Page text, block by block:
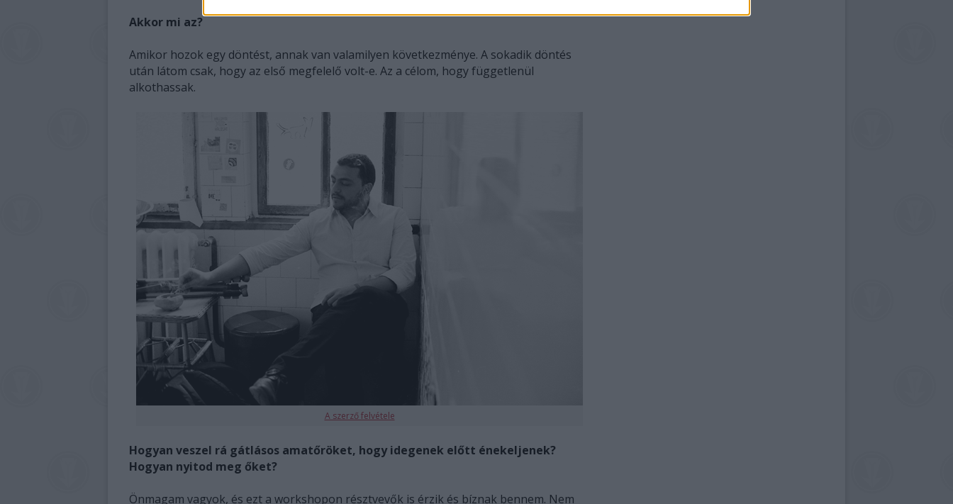
Akkor mi az?
Amikor hozok egy döntést, annak van valamilyen következménye. A sokadik döntés
után látom csak, hogy az első megfelelő volt-e. Az a célom, hogy függetlenül
alkothassak.
A szerző felvétele
Hogyan veszel rá gátlásos amatőröket, hogy idegenek előtt énekeljenek?
Hogyan nyitod meg őket?
Önmagam vagyok, és ezt a workshopon résztvevők is érzik és bíznak bennem. Nem